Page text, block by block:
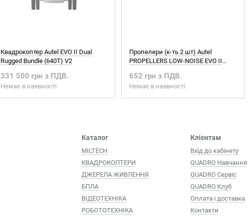
Квадрокоптер Autel EVO II Dual
Rugged Bundle (640T) V2
331 500 грн з ПДВ.
Немає в наявності
Пропелери (к-ть 2 шт) Autel
PROPELLERS LOW-NOISE EVO II
652 грн з ПДВ.
Немає в наявності
Каталог
MILTECH
КВАДРОКОПТЕРИ
ДЖЕРЕЛА ЖИВЛЕННЯ
БПЛА
ВІДЕОТЕХНІКА
РОБОТОТЕХНІКА
Клієнтам
Вхід до кабінету
QUADRO Навчання
QUADRO Сервіc
QUADRO Клуб
Оплата і доставка
Контакти